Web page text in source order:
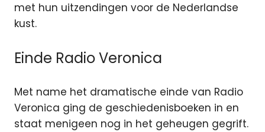
met hun uitzendingen voor de Nederlandse
kust.
Einde Radio Veronica
Met name het dramatische einde van Radio
Veronica ging de geschiedenisboeken in en
staat menigeen nog in het geheugen gegrift.